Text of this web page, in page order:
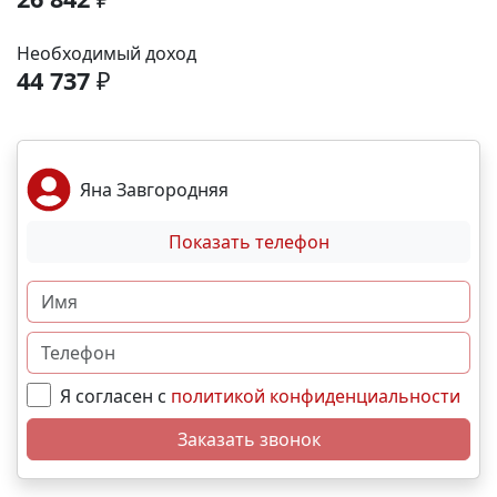
-12 минут. Выгодные условия покупки:
Беспроцентная рассрочка от застройщика;
Семейная, военная ,IT- ипотека; Материнский
нами прямо сейчас и мы подберем лучший вариант
именно для вас! N4152
Необходимый доход
44 737 ₽
Яна Завгородняя
Показать телефон
Я согласен с политикой конфиденциальности
Заказать звонок